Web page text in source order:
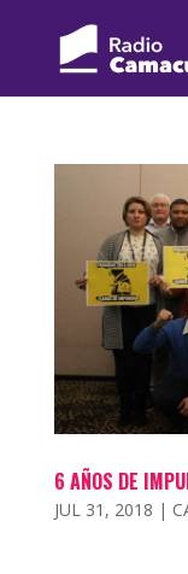
6 AÑOS DE
JUL 31, 2018 |